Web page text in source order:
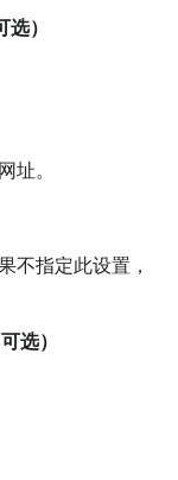
选）
址。
不指定此设置，
选）